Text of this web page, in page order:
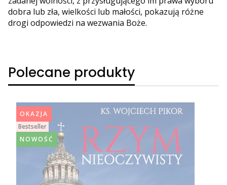
dobra lub zła, wielkości lub małości, pokazują różne
drogi odpowiedzi na wezwania Boże.
Polecane produkty
OKAZJA
Bestseller
NOWOŚĆ